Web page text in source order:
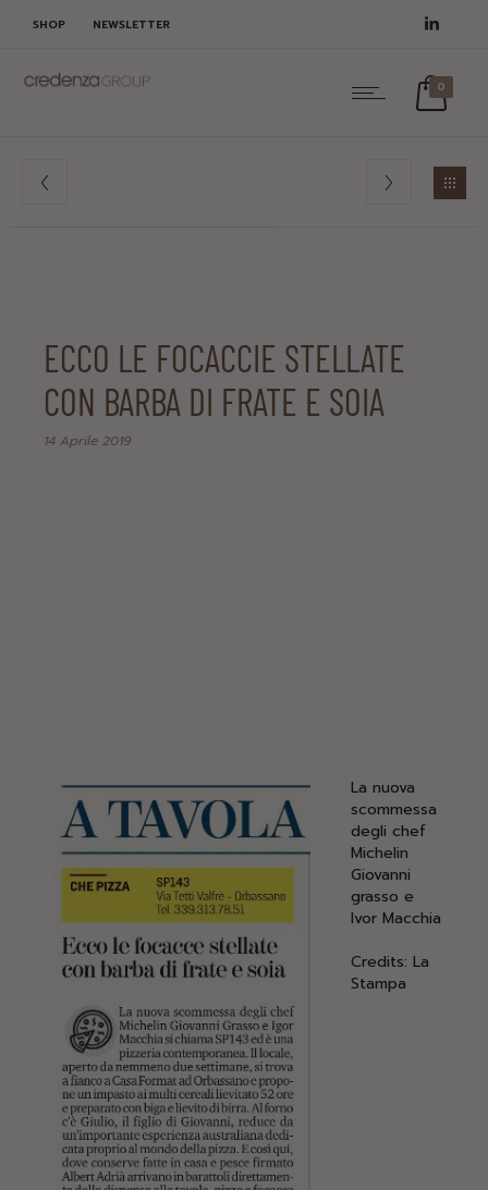
SHOP NEWSLETTER
0
ECCO LE FOCACCIE STELLATE
CON BARBA DI FRATE E SOIA
14 Aprile 2019
La nuova
scommessa
degli chef
Michelin
Giovanni
grasso e
Ivor Macchia
Credits: La
Stampa